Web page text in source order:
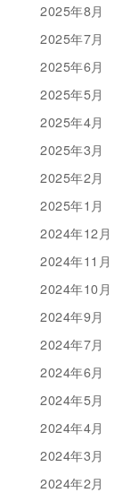
2025年8月
2025年7月
2025年6月
2025年5月
2025年4月
2025年3月
2025年2月
2025年1月
2024年12月
2024年11月
2024年10月
2024年9月
2024年7月
2024年6月
2024年5月
2024年4月
2024年3月
2024年2月